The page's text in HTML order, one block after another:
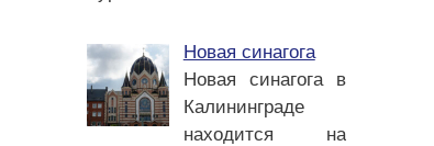
Новая синагога
Новая синагога в
Калининграде
находится на